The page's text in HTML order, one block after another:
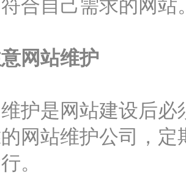
合自己需求的网站
网站维护
护是网站建设后
网站维护公司，
。